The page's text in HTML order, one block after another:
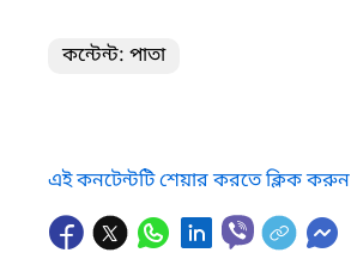
কন্টেন্ট: পাতা
এই কনটেন্টটি শেয়ার করতে ক্লিক করুন